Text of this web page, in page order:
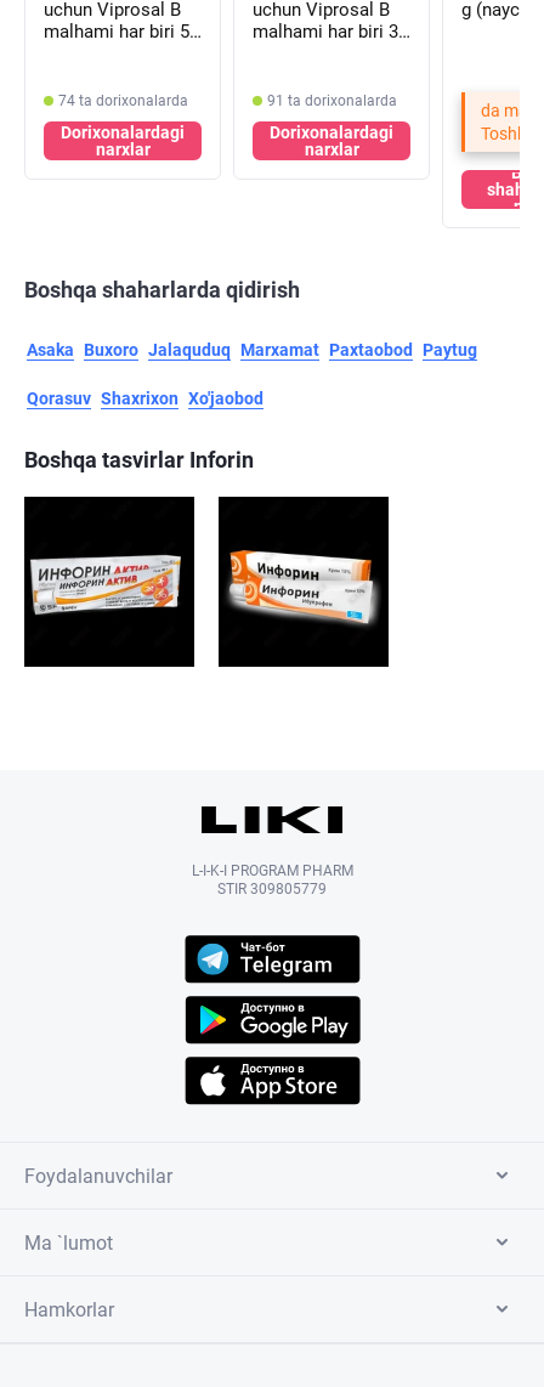
uchun Viprosal B
malhami har biri 50
74 ta dorixonalarda
Dorixonalardagi
narxlar
uchun Viprosal B
malhami har biri 30
91 ta dorixonalarda
Dorixonalardagi
narxlar
g (naycha)
da
Boshqa shaharlarda qidirish
Asaka Buxoro Jalaquduq Marxamat Paxtaobod Paytug
Qorasuv Shaxrixon Xo'jaobod
Boshqa tasvirlar Inforin
L-I-K-I PROGRAM PHARM
STIR 309805779
Foydalanuvchilar
Ma `lumot
Hamkorlar